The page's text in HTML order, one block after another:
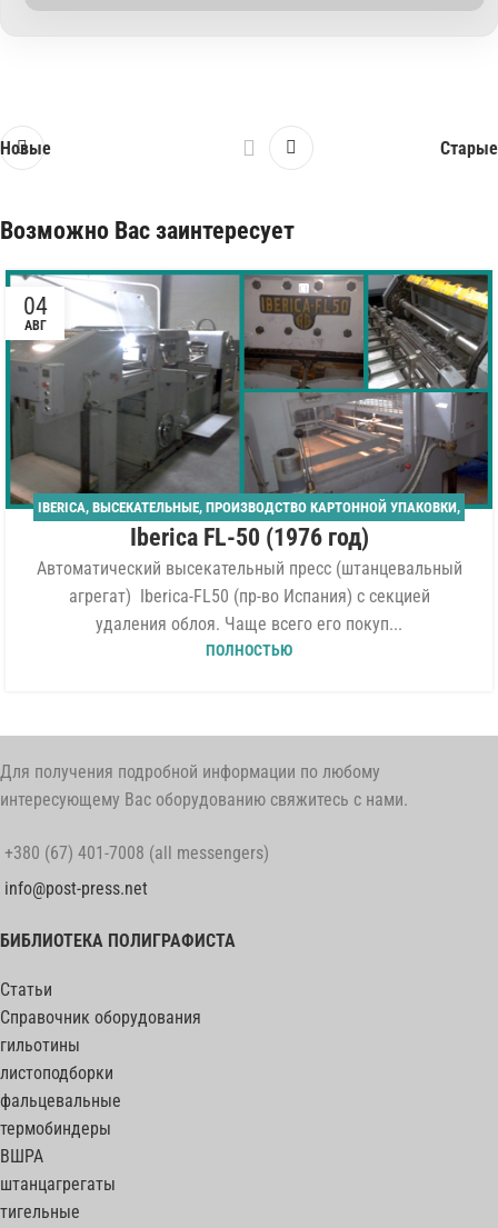
Новые Старые
Возможно Вас заинтересует
04
АВГ
IBERICA, ВЫСЕКАТЕЛЬНЫЕ, ПРОИЗВОДСТВО КАРТОННОЙ УПАКОВКИ,
ШТАНЦАГРЕГАТЫ
Iberica FL-50 (1976 год)
Автоматический высекательный пресс (штанцевальный
агрегат) Iberica-FL50 (пр-во Испания) с секцией
удаления облоя. Чаще всего его покуп...
ПОЛНОСТЬЮ
Для получения подробной информации по любому
интересующему Вас оборудованию свяжитесь с нами.
+380 (67) 401-7008 (all messengers)
info@post-press.net
БИБЛИОТЕКА ПОЛИГРАФИСТА
Статьи
Справочник оборудования
гильотины
листоподборки
фальцевальные
термобиндеры
ВШРА
штанцагрегаты
тигельные